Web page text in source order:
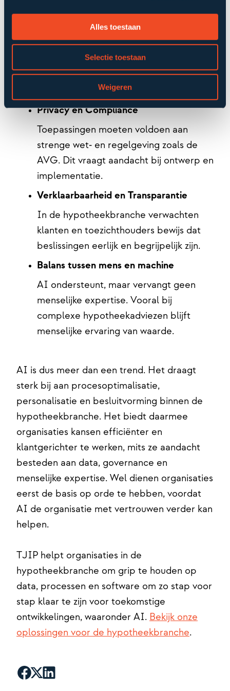
Alles toestaan
Selectie toestaan
Weigeren
AI is alleen zo goed als de data waarop
het traint. Een robuuste
data‑architectuur en goede governance
zijn cruciaal om betrouwbare inzichten
Privacy en Compliance
Toepassingen moeten voldoen aan
strenge wet‑ en regelgeving zoals de
AVG. Dit vraagt aandacht bij ontwerp en
implementatie.
Verklaarbaarheid en Transparantie
In de hypotheekbranche verwachten
klanten en toezichthouders bewijs dat
beslissingen eerlijk en begrijpelijk zijn.
Balans tussen mens en machine
AI ondersteunt, maar vervangt geen
menselijke expertise. Vooral bij
complexe hypotheekadviezen blijft
menselijke ervaring van waarde.
AI is dus meer dan een trend. Het draagt
sterk bij aan procesoptimalisatie,
personalisatie en besluitvorming binnen de
hypotheekbranche. Het biedt daarmee
organisaties kansen efficiënter en
klantgerichter te werken, mits ze aandacht
besteden aan data, governance en
menselijke expertise. Wel dienen organisaties
eerst de basis op orde te hebben, voordat
AI de organisatie met vertrouwen verder kan
helpen.
TJIP helpt organisaties in de
hypotheekbranche om grip te houden op
data, processen en software om zo stap voor
stap klaar te zijn voor toekomstige
ontwikkelingen, waaronder AI. Bekijk onze
oplossingen voor de hypotheekbranche.